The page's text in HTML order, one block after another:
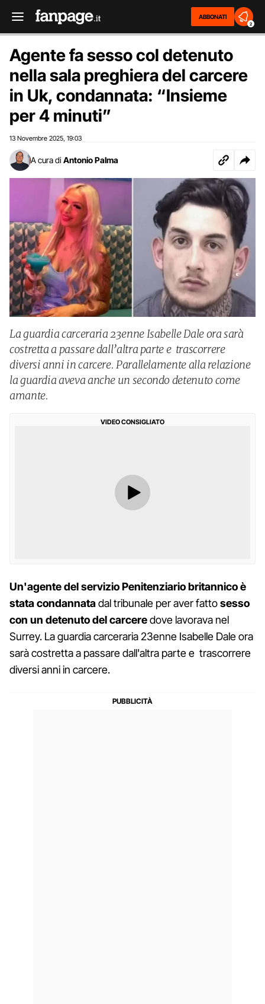
ABBONATI
2
Agente fa sesso col detenuto
nella sala preghiera del carcere
in Uk, condannata: “Insieme
per 4 minuti”
13 Novembre 2025 19:03
A cura di Antonio Palma
La guardia carceraria 23enne Isabelle Dale ora sarà
costretta a passare dall’altra parte e trascorrere
diversi anni in carcere. Parallelamente alla relazione
la guardia aveva anche un secondo detenuto come
amante.
VIDEO CONSIGLIATO
Un'agente del servizio Penitenziario britannico è
stata condannatadal tribunale per aver fattosesso
con un detenuto del carceredove lavorava nel
Surrey. La guardia carceraria 23enne Isabelle Dale ora
sarà costretta a passare dall'altra parte e trascorrere
diversi anni in carcere.